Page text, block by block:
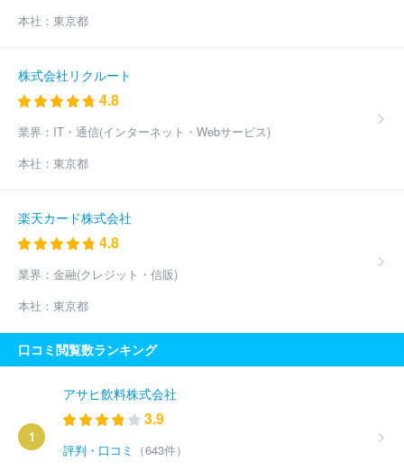
本社： 東京都
株式会社リクルート
4.8
業界： IT・通信(インターネット・Webサービス)
本社： 東京都
楽天カード株式会社
4.8
業界： 金融(クレジット・信販)
本社： 東京都
口コミ閲覧数ランキング
1
アサヒ飲料株式会社
3.9
評判・口コミ
（643件）